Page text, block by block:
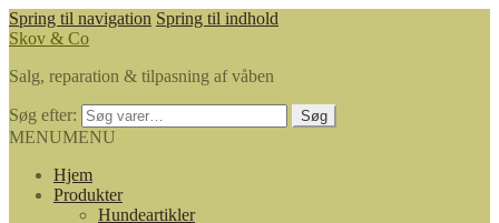
Spring til navigation Spring til indhold
Skov & Co
Salg, reparation & tilpasning af våben
Søg efter: Søg
MENUMENU
Hjem
Produkter
Hundeartikler